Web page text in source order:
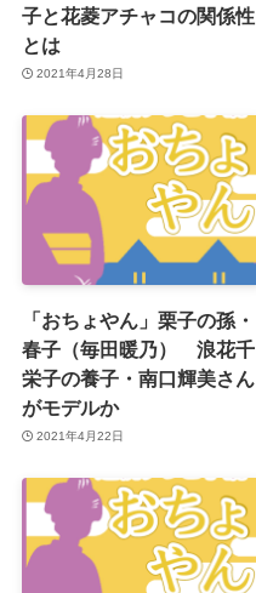
子と花菱アチャコの関係性
とは
2021年4月28日
「おちょやん」栗子の孫・
春子（毎田暖乃） 浪花千
栄子の養子・南口輝美さん
がモデルか
2021年4月22日